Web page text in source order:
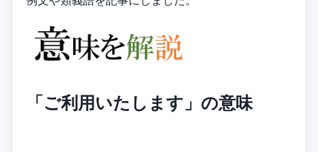
「ご利用いたします」の意味